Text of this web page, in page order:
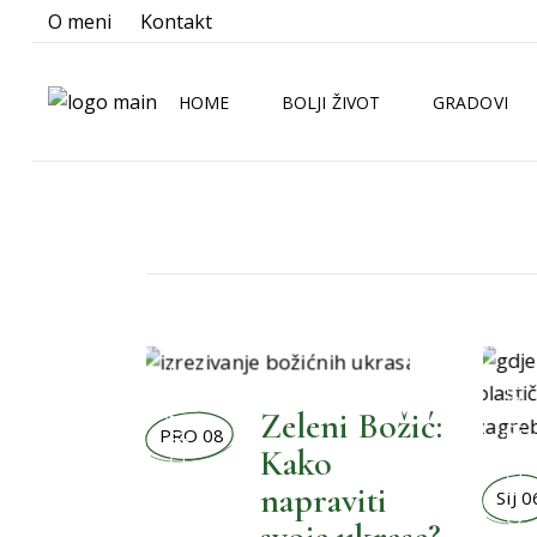
O meni Kontakt
HOME BOLJI ŽIVOT
BOLJI MALENI
BOLJI ORMAR
BOLJI PRAZNICI
GRADOVI
BOLJI ŽIVOT
PRO 08
Zeleni Božić:
Kako
napraviti
,
BOLJI ŽIVOT
SIJ